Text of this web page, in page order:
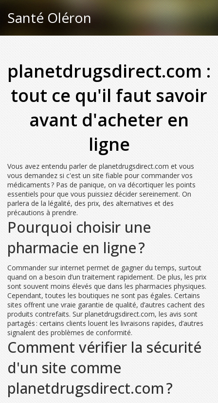
Santé Oléron
planetdrugsdirect.com :
tout ce qu'il faut savoir
avant d'acheter en
ligne
Vous avez entendu parler de planetdrugsdirect.com et vous
vous demandez si c'est un site fiable pour commander vos
médicaments ? Pas de panique, on va décortiquer les points
essentiels pour que vous puissiez décider sereinement. On
parlera de la légalité, des prix, des alternatives et des
précautions à prendre.
Pourquoi choisir une
pharmacie en ligne ?
Commander sur internet permet de gagner du temps, surtout
quand on a besoin d’un traitement rapidement. De plus, les prix
sont souvent moins élevés que dans les pharmacies physiques.
Cependant, toutes les boutiques ne sont pas égales. Certains
sites offrent une vraie garantie de qualité, d’autres cachent des
produits contrefaits. Sur planetdrugsdirect.com, les avis sont
partagés : certains clients louent les livraisons rapides, d’autres
signalent des problèmes de conformité.
Comment vérifier la sécurité
d'un site comme
planetdrugsdirect.com ?